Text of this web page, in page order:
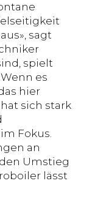
sagt
spielt
es
hier
sich stark
Fokus.
an
Umstieg
lässt